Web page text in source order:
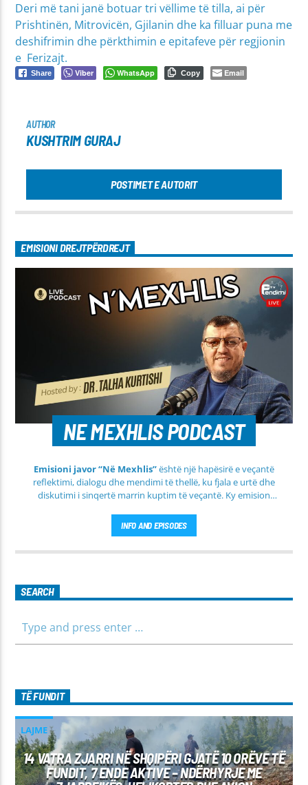
Deri më tani janë botuar tri vëllime të tilla, ai për
Prishtinën, Mitrovicën, Gjilanin dhe ka filluar puna me
deshifrimin dhe përkthimin e epitafeve për regjionin
e Ferizajt.
Share Viber WhatsApp Copy Email
AUTHOR
KUSHTRIM GURAJ
POSTIMET E AUTORIT
EMISIONI DREJTPËRDREJT
NE MEXHLIS PODCAST
Emisioni javor “Në Mexhlis”është një hapësirë e veçantë
reflektimi, dialogu dhe mendimi të thellë, ku fjala e urtë dhe
diskutimi i sinqertë marrin kuptim të veçantë. Ky emision
publiku një formë komunikimi të hapur, të qetë dhe shumë
përmbajtësore
INFO AND EPISODES
SEARCH
TË FUNDIT
LAJME
14 VATRA ZJARRI NË SHQIPËRI GJATË 10 ORËVE TË
FUNDIT, 7 ENDE AKTIVE – NDËRHYRJE ME